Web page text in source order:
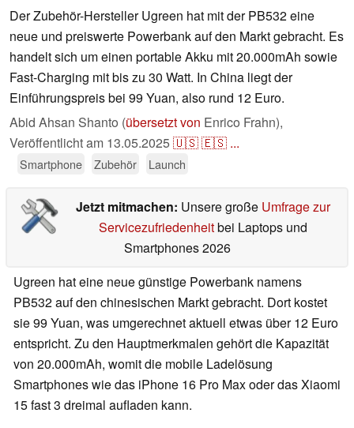
Der Zubehör-Hersteller Ugreen hat mit der PB532 eine
neue und preiswerte Powerbank auf den Markt gebracht. Es
handelt sich um einen portable Akku mit 20.000mAh sowie
Fast-Charging mit bis zu 30 Watt. In China liegt der
Einführungspreis bei 99 Yuan, also rund 12 Euro.
Abid Ahsan Shanto (übersetzt von Enrico Frahn),
Veröffentlicht am 13.05.2025🇺🇸🇪🇸 ...
Smartphone Zubehör Launch
Jetzt mitmachen: Unsere große Umfrage zur
Servicezufriedenheitbei Laptops und
Smartphones 2026
Ugreen hat eine neue günstige Powerbank namens
PB532 auf den chinesischen Markt gebracht. Dort kostet
sie 99 Yuan, was umgerechnet aktuell etwas über 12 Euro
entspricht. Zu den Hauptmerkmalen gehört die Kapazität
von 20.000mAh, womit die mobile Ladelösung
Smartphones wie das iPhone 16 Pro Max oder das Xiaomi
15 fast 3 dreimal aufladen kann.